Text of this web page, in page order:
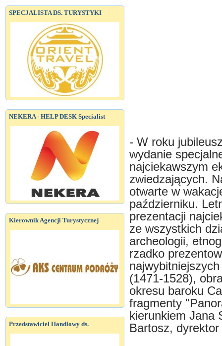
SPECJALISTA DS. TURYSTYKI
NEKERA - HELP DESK Specialist
Kierownik Agencji Turystycznej
Przedstawiciel Handlowy ds.
- W roku
wydanie
najciekawszym
zwiedzających.
otwarte w
październiku.
prezentacji
ze wszystkich
archeologii,
rzadko
(1471-1528),
okresu baroku
fragmenty
kierunkiem Jana
Bartosz,